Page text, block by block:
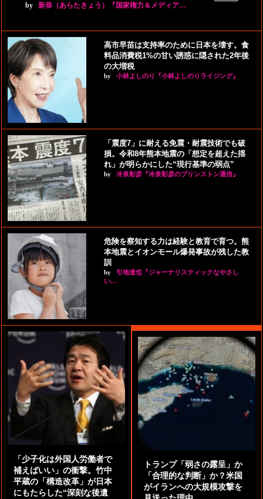
by 新恭（あらたきょう）『国家権力＆メディア…
高市早苗は支持率のために日本を壊す。食
料品消費税1%の甘い誘惑に隠された2年後
の大増税
by 小林よしのり『小林よしのりライジング』
「震度7」に耐える免震・耐震技術でも破
損。令和8年熊本地震の「想定を超えた揺
れ」が明らかにした“現行基準の弱点”
by 冷泉彰彦『冷泉彰彦のプリンストン通信』
危険を察知する力は経験と教育で育つ。熊
本地震とイオンモール爆発事故が残した教
訓
by
引地達也『ジャーナリスティックなやさし
い…
「少子化は外国人労働者で
補えばいい」の衝撃。竹中
平蔵の「構造改革」が日本
にもたらした“深刻な後遺
トランプ「弱さの露呈」か
「合理的な判断」か？米国
がイランへの大規模攻撃を